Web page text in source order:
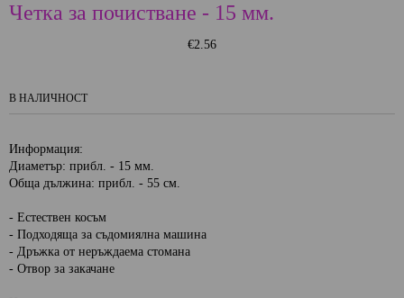
Четка за почистване - 15 мм.
€2.56
В НАЛИЧНОСТ
Информация:
Диаметър: прибл. - 15 мм.
Обща дължина: прибл. - 55 см.
- Естествен косъм
- Подходяща за съдомиялна машина
- Дръжка от неръждаема стомана
- Отвор за закачане